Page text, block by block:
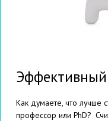
Как думаете, что лучше
профессор или PhD?